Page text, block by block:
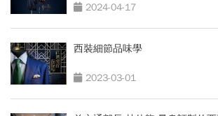
2024-04-17
西裝細節品味學
2023-03-01